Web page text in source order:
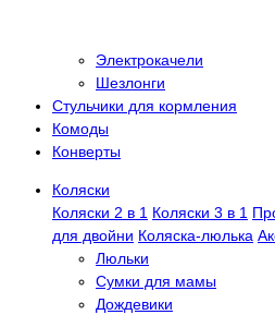
Электрокачели
Шезлонги
Стульчики для кормления
Комоды
Конверты
Коляски
Коляски 2 в 1 Коляски 3 в 1
для двойни Коляска-люлька
Люльки
Сумки для мамы
Дождевики